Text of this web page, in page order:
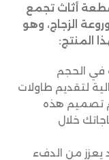
أثاث تجمع
الزجاج، وهو
المنتج:
الحجم
لتقديم طاولات
تصميم هذه
خلال
من الدفء